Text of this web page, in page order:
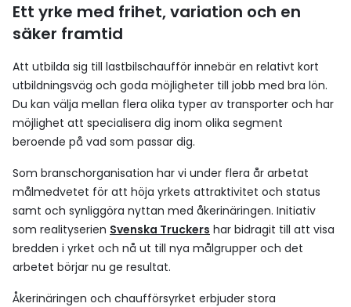
Ett yrke med frihet, variation och en
säker framtid
Att utbilda sig till lastbilschaufför innebär en relativt kort
utbildningsväg och goda möjligheter till jobb med bra lön.
Du kan välja mellan flera olika typer av transporter och har
möjlighet att specialisera dig inom olika segment
beroende på vad som passar dig.
Som branschorganisation har vi under flera år arbetat
målmedvetet för att höja yrkets attraktivitet och status
samt och synliggöra nyttan med åkerinäringen. Initiativ
som realityserien Svenska Truckers har bidragit till att visa
bredden i yrket och nå ut till nya målgrupper och det
arbetet börjar nu ge resultat.
Åkerinäringen och chaufförsyrket erbjuder stora